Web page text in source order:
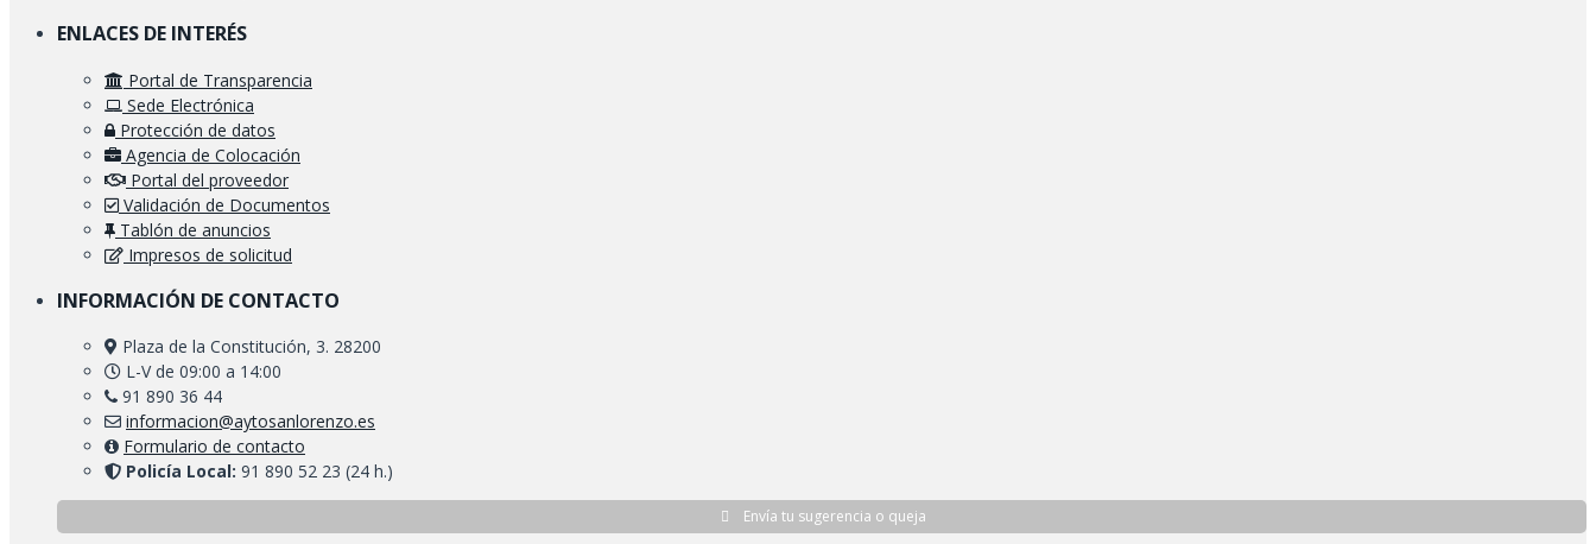
ENLACES DE INTERÉS
Portal de Transparencia
Sede Electrónica
Protección de datos
Agencia de Colocación
Portal del proveedor
Validación de Documentos
Tablón de anuncios
Impresos de solicitud
INFORMACIÓN DE CONTACTO
Plaza de la Constitución, 3. 28200
L-V de 09:00 a 14:00
91 890 36 44
informacion@aytosanlorenzo.es
Formulario de contacto
Policía Local: 91 890 52 23 (24 h.)
Envía tu sugerencia o queja